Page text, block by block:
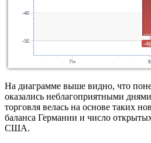
На диаграмме выше видно, что
оказались неблагоприятными
торговля велась на основе таких
баланса Германии и число
США.